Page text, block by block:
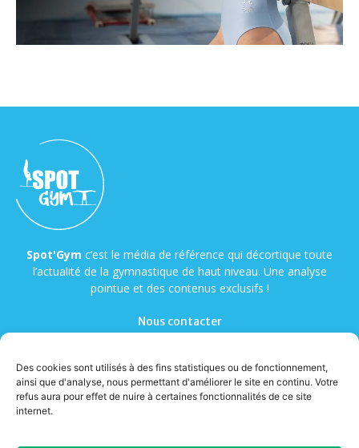
Des cookies sont utilisés à des fins statistiques ou de fonctionnement,
ainsi que d'analyse, nous permettant d'améliorer le site en continu. Votre
refus aura pour effet de nuire à certaines fonctionnalités de ce site
internet.
Spot'Gym c’est le média de référence qui décortique toute
l’actualité de la gymnastique de haut niveau. Une analyse
pointue et des contenus exclusifs !
Nous contacter